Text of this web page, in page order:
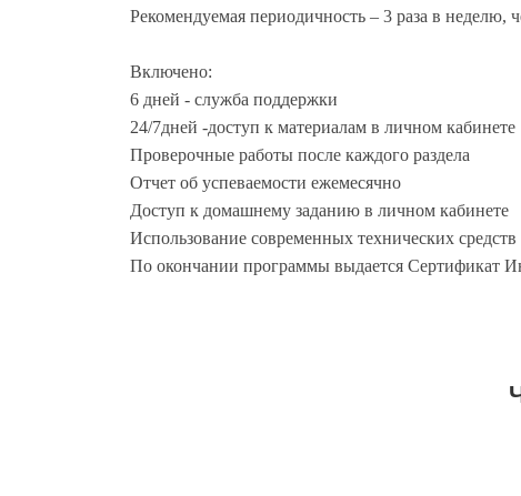
Рекомендуемая периодичность – 3 раза в неделю,
Включено:
6 дней - служба поддержки
24/7дней -доступ к материалам в личном кабинете
Проверочные работы после каждого раздела
Отчет об успеваемости ежемесячно
Доступ к домашнему заданию в личном кабинете
Использование современных технических средств
По окончании программы выдается Сертификат